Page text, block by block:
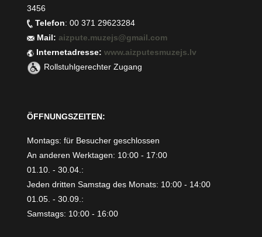
3456
Telefon: 00 371 29623284
Mail:aizpute.muzejs@gmail.com
Internetadresse:www.aizputesmuzejs.lv
Rollstuhlgerechter Zugang
ÖFFNUNGSZEITEN:
Montags: für Besucher geschlossen
An anderen Werktagen: 10:00 - 17:00
01.10. - 30.04.:
Jeden dritten Samstag des Monats: 10:00 - 14:00
01.05. - 30.09.:
Samstags: 10:00 - 16:00